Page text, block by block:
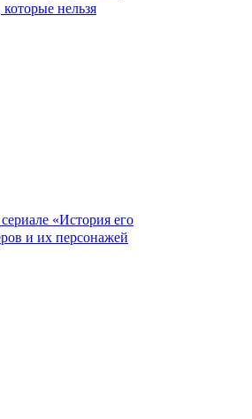
нельзя
«История его
и их персонажей